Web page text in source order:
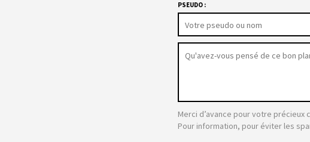
PSEUDO :
Merci d’avance pour votre précieux
Pour information, pour éviter les